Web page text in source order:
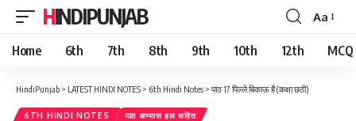
HINDIPUNJAB
Font
Resizer
Aa
Home 6th 7th 8th 9th 10th 12th MCQ
HindiPunjab > LATEST HINDI NOTES > 6th Hindi Notes > पाठ 17 पिल्ले बिकाऊ हैं (कक्षा छठी)
6TH HINDI NOTES पाठ अभ्यास हल सहित